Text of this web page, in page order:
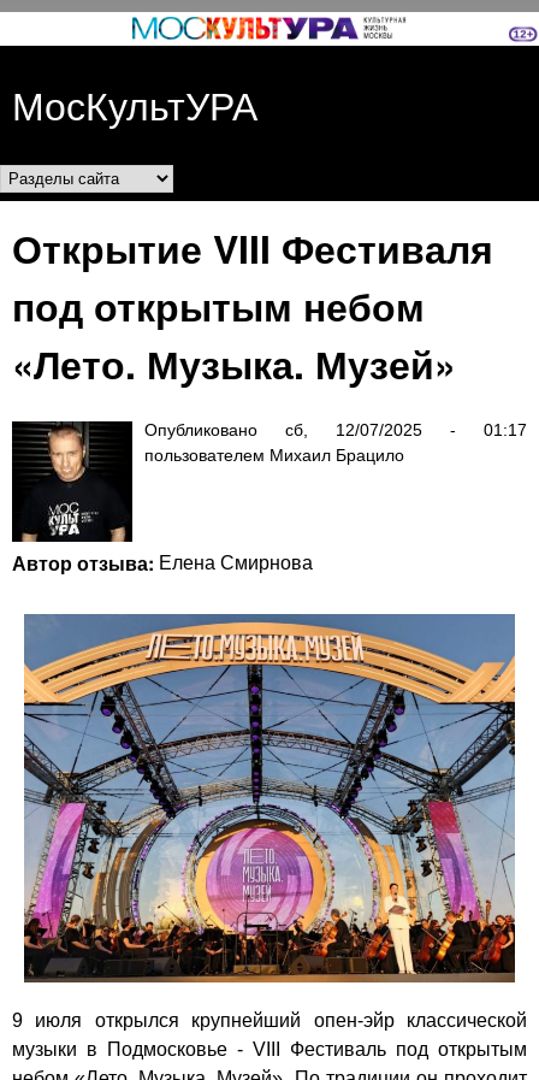
Перейти к основному
МосКультУРА
Разделы сайта
Открытие VIII Фестиваля
под открытым небом
«Лето. Музыка. Музей»
Опубликовано сб, 12/07/2025 - 01:17
пользователем Михаил Брацило
Автор отзыва: Елена Смирнова
9 июля открылся крупнейший опен-эйр классической
музыки в Подмосковье - VIII Фестиваль под открытым